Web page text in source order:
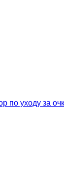
по уходу за